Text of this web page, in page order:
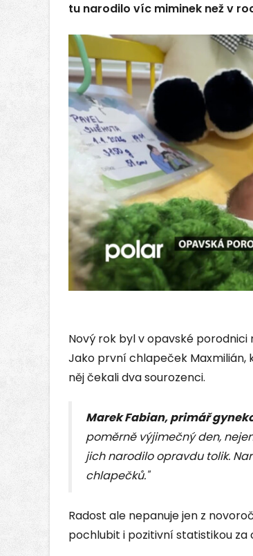
tu narodilo víc miminek než v
Nový rok byl v opavské
Jako první chlapeček Maxmilián,
něj čekali dva sourozenci.
Marek Fabian, primář
poměrně výjimečný den,
jich narodilo opravdu tolik.
chlapečků."
Radost ale nepanuje jen z
pochlubit i pozitivní statistikou za